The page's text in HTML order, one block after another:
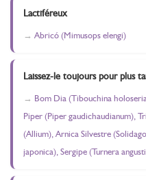
Lactiféreux
Abricó (Mimusops elengi)
Laissez-le toujours pour plus
Bom Dia (Tibouchina
Piper (Piper gaudichaudianum),
(Allium), Arnica Silvestre
japonica), Sergipe (Turnera